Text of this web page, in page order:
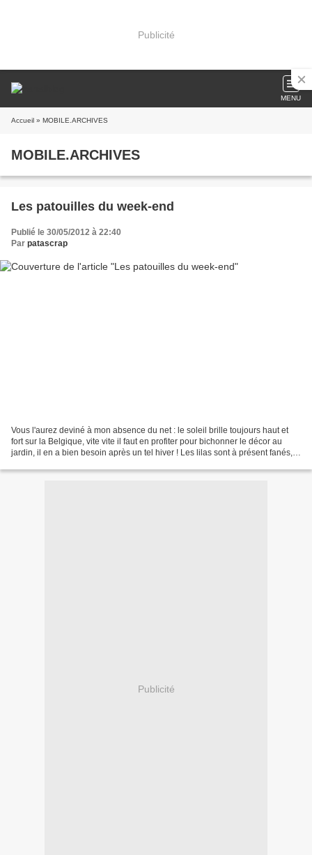
Publicité
MENU
Accueil » MOBILE.ARCHIVES
MOBILE.ARCHIVES
Les patouilles du week-end
Publié le 30/05/2012 à 22:40
Par patascrap
Vous l'aurez deviné à mon absence du net : le soleil brille toujours haut et
fort sur la Belgique, vite vite il faut en profiter pour bichonner le décor au
jardin, il en a bien besoin après un tel hiver ! Les lilas sont à présent fanés,
Publicité